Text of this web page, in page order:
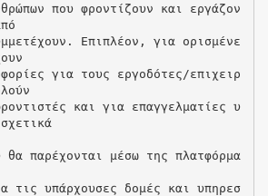
που φροντίζουν και εργάζον
Επιπλέον, για ορισμένε
για τους εργοδότες/επιχειρ
και για επαγγελματίες υ
θα παρέχονται μέσω της πλατφόρμα
τις υπάρχουσες δομές και υπηρεσ